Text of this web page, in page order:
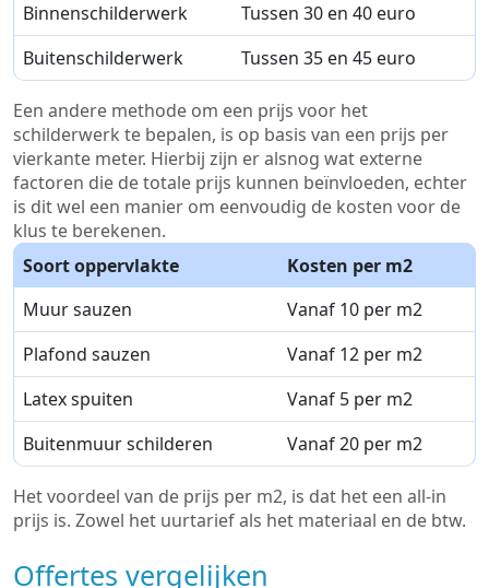
Binnenschilderwerk
Tussen 30 en 40 euro
Buitenschilderwerk
Tussen 35 en 45 euro
Een andere methode om een prijs voor het
schilderwerk te bepalen, is op basis van een prijs per
vierkante meter. Hierbij zijn er alsnog wat externe
factoren die de totale prijs kunnen beïnvloeden, echter
is dit wel een manier om eenvoudig de kosten voor de
klus te berekenen.
Soort oppervlakte
Kosten per m2
Muur sauzen
Vanaf 10 per m2
Plafond sauzen
Vanaf 12 per m2
Latex spuiten
Vanaf 5 per m2
Buitenmuur schilderen
Vanaf 20 per m2
Het voordeel van de prijs per m2, is dat het een all-in
prijs is. Zowel het uurtarief als het materiaal en de btw.
Offertes vergelijken